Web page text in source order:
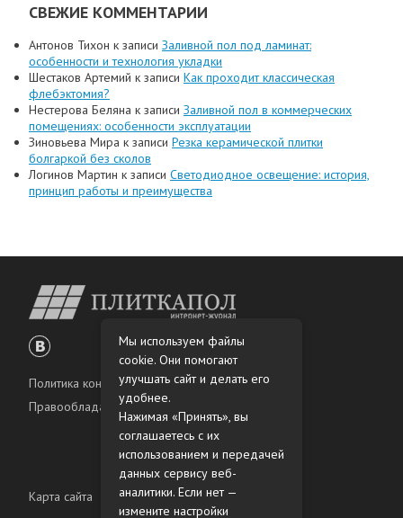
СВЕЖИЕ КОММЕНТАРИИ
Антонов Тихон к записи Заливной пол под ламинат:
особенности и технология укладки
Шестаков Артемий к записи Как проходит классическая
флебэктомия?
Нестерова Беляна к записи Заливной пол в коммерческих
помещениях: особенности эксплуатации
Зиновьева Мира к записи Резка керамической плитки
болгаркой без сколов
Логинов Мартин к записи Светодиодное освещение: история,
принцип работы и преимущества
Политика конфиденциальности
Правообладателям
Карта сайта
Мы используем файлы
cookie. Они помогают
улучшать сайт и делать его
удобнее.
Нажимая «Принять», вы
соглашаетесь с их
использованием и передачей
данных сервису веб-
аналитики. Если нет —
измените настройки